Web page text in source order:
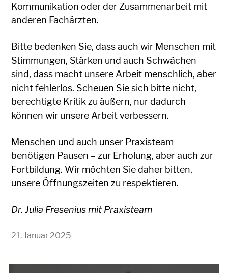
Kommunikation oder der Zusammenarbeit mit
anderen Fachärzten.
Bitte bedenken Sie, dass auch wir Menschen mit
Stimmungen, Stärken und auch Schwächen
sind, dass macht unsere Arbeit menschlich, aber
nicht fehlerlos. Scheuen Sie sich bitte nicht,
berechtigte Kritik zu äußern, nur dadurch
können wir unsere Arbeit verbessern.
Menschen und auch unser Praxisteam
benötigen Pausen – zur Erholung, aber auch zur
Fortbildung. Wir möchten Sie daher bitten,
unsere Öffnungszeiten zu respektieren.
Dr. Julia Fresenius mit Praxisteam
21. Januar 2025